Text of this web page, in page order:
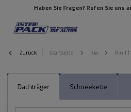
Haben Sie Fragen? Rufen Sie uns
Zurück Startseite Kia Rio I
Dachträger Schneekette